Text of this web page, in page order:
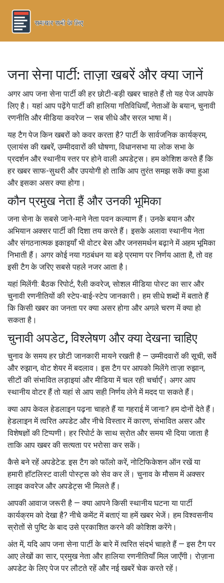
जना सेना पार्टी: ताज़ा खबरें और क्या जानें
अगर आप जना सेना पार्टी की हर छोटी-बड़ी खबर चाहते हैं तो यह पेज आपके
लिए है। यहां आप पढ़ेंगे पार्टी की हालिया गतिविधियाँ, नेताओं के बयान, चुनावी
रणनीति और मीडिया कवरेज — सब सीधे और सरल भाषा में।
यह टैग पेज किन खबरों को कवर करता है? पार्टी के सार्वजनिक कार्यक्रम,
एलायंस की खबरें, उम्मीदवारों की घोषणा, विधानसभा या लोक सभा के
प्रदर्शन और स्थानीय स्तर पर होने वाली अपडेट्स। हम कोशिश करते हैं कि
हर खबर साफ-सुथरी और उपयोगी हो ताकि आप तुरंत समझ सकें क्या हुआ
और इसका असर क्या होगा।
कौन प्रमुख नेता हैं और उनकी भूमिका
जना सेना के सबसे जाने-माने नेता पवन कल्याण हैं। उनके बयान और
अभियान अक्सर पार्टी की दिशा तय करते हैं। इसके अलावा स्थानीय नेता
और संगठनात्मक इकाइयाँ भी वोटर बेस और जनसमर्थन बढ़ाने में अहम भूमिका
निभाती हैं। अगर कोई नया गठबंधन या बड़े प्रमाण पर निर्णय आता है, तो वह
इसी टैग के जरिए सबसे पहले नजर आता है।
यहां मिलेंगी: बैठक रिपोर्ट, रैली कवरेज, सोशल मीडिया पोस्ट का सार और
चुनावी रणनीतियों की स्टेप-बाई-स्टेप जानकारी। हम सीधे शब्दों में बताते हैं
कि किसी खबर का जनता पर क्या असर होगा और अगले चरण में क्या हो
सकता है।
चुनावी अपडेट, विश्लेषण और क्या देखना चाहिए
चुनाव के समय हर छोटी जानकारी मायने रखती है — उम्मीदवारों की सूची, सर्वे
और रुझान, वोट शेयर में बदलाव। इस टैग पर आपको मिलेंगे ताज़ा रुझान,
सीटों की संभावित लड़ाइयां और मीडिया में चल रही चर्चाएँ। अगर आप
स्थानीय वोटर हैं तो यहां से आप सही निर्णय लेने में मदद पा सकते हैं।
क्या आप केवल हेडलाइन पढ़ना चाहते हैं या गहराई में जाना? हम दोनों देते हैं।
हेडलाइन में त्वरित अपडेट और नीचे विस्तार में कारण, संभावित असर और
विशेषज्ञों की टिप्पणी। हर रिपोर्ट के साथ स्रोत और समय भी दिया जाता है
ताकि आप खबर की सत्यता पर भरोसा कर सकें।
कैसे बने रहें अपडेटेड: इस टैग को फॉलो करें, नोटिफिकेशन ऑन रखें या
हमारी हॉटलिस्ट वाली पोस्ट्स को सेव कर लें। चुनाव के मौसम में अक्सर
लाइव कवरेज और अपडेट्स भी मिलते हैं।
आपकी आवाज जरूरी है — क्या आपने किसी स्थानीय घटना या पार्टी
कार्यक्रम को देखा है? नीचे कमेंट में बताएं या हमें खबर भेजें। हम विश्वसनीय
स्रोतों से पुष्टि के बाद उसे प्रकाशित करने की कोशिश करेंगे।
अंत में, यदि आप जना सेना पार्टी के बारे में त्वरित संदर्भ चाहते हैं — इस टैग पर
आए लेखों का सार, प्रमुख नेता और हालिया रणनीतियाँ मिल जाएँगी। रोज़ाना
अपडेट के लिए पेज पर लौटते रहें और नई खबरें चेक करते रहें।